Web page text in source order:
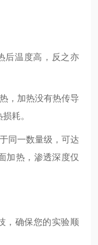
后温度高，反之亦
，加热没有热传导
耗。
同一数量级，可达
加热，渗透深度仅
，确保您的实验顺